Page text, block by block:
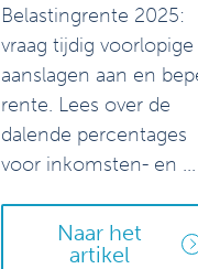
Belastingrente 2025:
vraag tijdig voorlopige
aanslagen aan en
rente. Lees over de
dalende percentages
voor inkomsten- en ...
Naar het
artikel